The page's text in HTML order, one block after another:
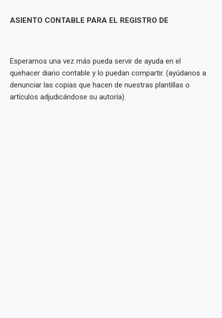
ASIENTO CONTABLE PARA EL REGISTRO DE
Esperamos una vez más pueda servir de ayuda en el
quehacer diario contable y lo puedan compartir. (ayúdanos a
denunciar las copias que hacen de nuestras plantillas o
artículos adjudicándose su autoría).